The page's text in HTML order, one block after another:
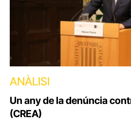
ANÀLISI
Un any de la denúncia
(CREA)